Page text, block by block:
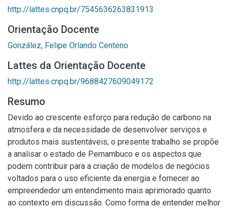
http://lattes.cnpq.br/7545636263831913
Orientação Docente
González, Felipe Orlando Centeno
Lattes da Orientação Docente
http://lattes.cnpq.br/9688427609049172
Resumo
Devido ao crescente esforço para redução de carbono na
atmosfera e da necessidade de desenvolver serviços e
produtos mais sustentáveis, o presente trabalho se propõe
a analisar o estado de Pernambuco e os aspectos que
podem contribuir para a criação de modelos de negócios
voltados para o uso eficiente da energia e fornecer ao
empreendedor um entendimento mais aprimorado quanto
ao contexto em discussão. Como forma de entender melhor